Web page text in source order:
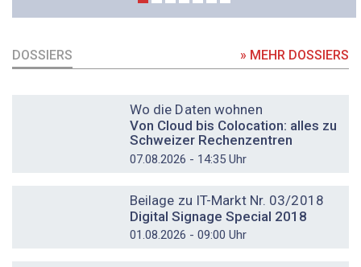
DOSSIERS » MEHR DOSSIERS
Wo die Daten wohnen
Von Cloud bis Colocation: alles zu
Schweizer Rechenzentren
07.08.2026 - 14:35 Uhr
Beilage zu IT-Markt Nr. 03/2018
Digital Signage Special 2018
01.08.2026 - 09:00 Uhr